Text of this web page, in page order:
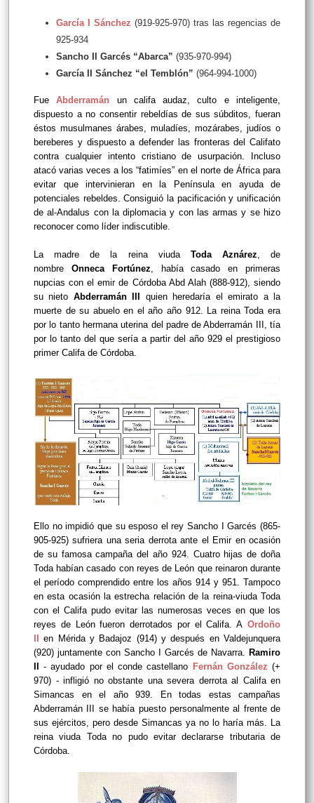
García I Sánchez (919-925-970) tras las regencias de
925-934
Sancho II Garcés “Abarca” (935-970-994)
García II Sánchez “el Temblón” (964-994-1000)
FueAbderramán
un califa audaz, culto e inteligente,
dispuesto a no consentir rebeldías de sus súbditos, fueran
éstos musulmanes árabes, muladíes, mozárabes, judíos o
bereberes y dispuesto a defender las fronteras del Califato
contra cualquier intento cristiano de usurpación. Incluso
atacó varias veces a los “fatimíes” en el norte de África para
evitar que intervinieran en la Península en ayuda de
potenciales rebeldes. Consiguió la pacificación y unificación
de al-Andalus con la diplomacia y con las armas y se hizo
reconocer como líder indiscutible.
La madre de la reina viuda Toda Aznárez, de
nombre Onneca Fortúnez, había casado en primeras
nupcias con el emir de Córdoba Abd Alah (888-912), siendo
su nieto Abderramán III quien heredaría el emirato a la
muerte de su abuelo en el año año 912. La reina Toda era
por lo tanto hermana uterina del padre de Abderramán III, tía
por lo tanto del que sería a partir del año 929 el prestigioso
primer Califa de Córdoba.
Ello no impidió que su esposo el rey Sancho I Garcés (865-
905-925) sufriera una seria derrota ante el Emir en ocasión
de su famosa campaña del año 924. Cuatro hijas de doña
Toda habían casado con reyes de León que reinaron durante
el período comprendido entre los años 914 y 951. Tampoco
en esta ocasión la estrecha relación de la reina-viuda Toda
con el Califa pudo evitar las numerosas veces en que los
reyes de León fueron derrotados por el Califa. A Ordoño
II en Mérida y Badajoz (914) y después en Valdejunquera
(920) juntamente con Sancho I Garcés de Navarra. Ramiro
II- ayudado por el conde castellano Fernán González(+
970) - infligió no obstante una severa derrota al Califa en
Simancas en el año 939. En todas estas campañas
Abderramán III se había puesto personalmente al frente de
sus ejércitos, pero desde Simancas ya no lo haría más. La
reina viuda Toda no pudo evitar declararse tributaria de
Córdoba.